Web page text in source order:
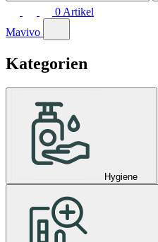
0 Artikel
Mavivo
Kategorien
Hygiene